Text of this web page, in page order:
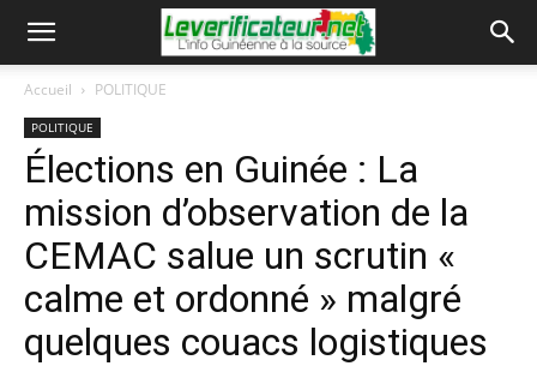
Accueil POLITIQUE
POLITIQUE
Élections en Guinée : La
mission d’observation de la
CEMAC salue un scrutin «
calme et ordonné » malgré
quelques couacs logistiques